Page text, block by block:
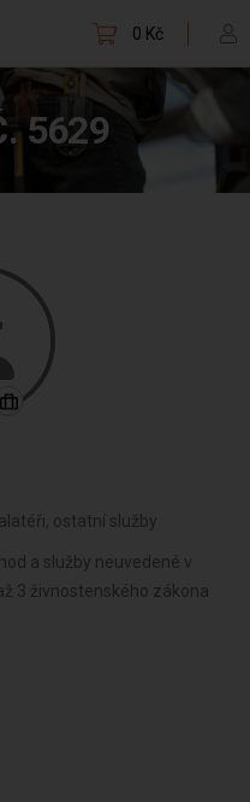
0 Kč
5629
ostatní služby
a služby neuvedené v
3 živnostenského zákona